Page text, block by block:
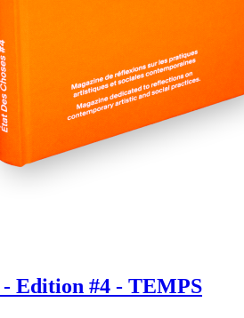
- Edition #4 - TEMPS